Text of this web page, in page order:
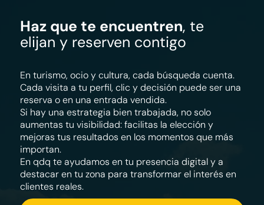
Haz que te encuentren, te
elijan y reserven contigo
En turismo, ocio y cultura, cada búsqueda cuenta.
Cada visita a tu perfil, clic y decisión puede ser una
reserva o en una entrada vendida.
Si hay una estrategia bien trabajada, no solo
aumentas tu visibilidad: facilitas la elección y
mejoras tus resultados en los momentos que más
importan.
En qdq te ayudamos en tu presencia digital y a
destacar en tu zona para transformar el interés en
clientes reales.